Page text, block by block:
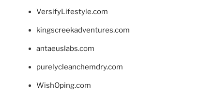
VersifyLifestyle.com
kingscreekadventures.com
antaeuslabs.com
purelycleanchemdry.com
WishOping.com